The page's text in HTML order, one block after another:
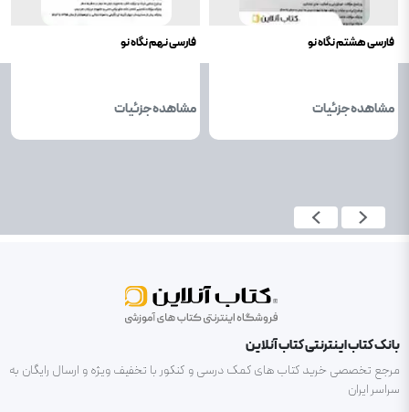
فارسی هشتم نگاه نو
مشاهده جزئیات
فارسی نهم نگاه نو
مشاهده جزئیات
بانک کتاب اینترنتی کتاب آنلاین
مرجع تخصصی خرید کتاب های کمک درسی و کنکور با تخفیف ویژه و ارسال رایگان به
سراسر ایران